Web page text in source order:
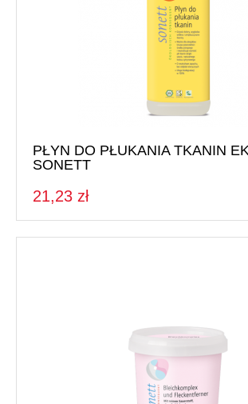
PŁYN DO PŁUKANIA TKANIN
SONETT
21,23 zł